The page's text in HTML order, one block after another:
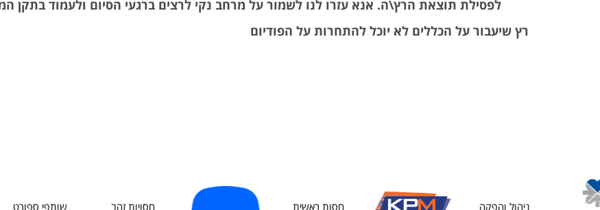
לפסילת תוצאת הרץ\ה. אנא עזרו לנו לשמור על מרחב נקי לרצים ברגעי הסיום ולעמוד בתקן
רץ שיעבור על הכללים לא יוכל להתחרות על הפודיום
ניהול והפקה חסות ראשית חסויות זהב שותפי ספורט